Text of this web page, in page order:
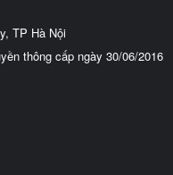
TP Hà Nội
thông cấp ngày 30/06/2016